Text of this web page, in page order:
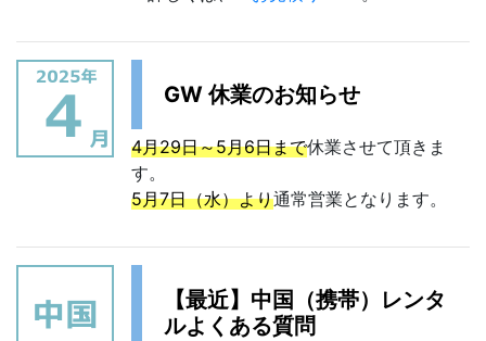
GW 休業のお知らせ
4月29日～5月6日まで休業させて頂きま
す。
5月7日（水）より通常営業となります。
【最近】中国（携帯）レンタ
ルよくある質問